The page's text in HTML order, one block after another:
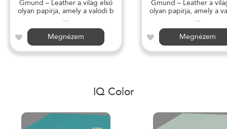
Gmund – Leather a világ első
olyan papírja, amely a valódi b
...
Megnézem
Gmund – Leather a
olyan papírja, amely a
...
Megnézem
IQ Color